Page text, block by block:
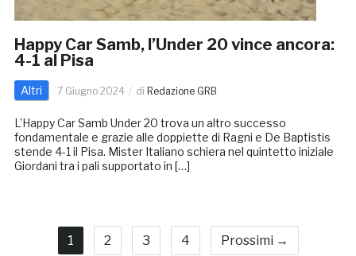
Happy Car Samb, l’Under 20 vince ancora:
4-1 al Pisa
Altri 7 Giugno 2024 di Redazione GRB
L’Happy Car Samb Under 20 trova un altro successo
fondamentale e grazie alle doppiette di Ragni e De Baptistis
stende 4-1 il Pisa. Mister Italiano schiera nel quintetto iniziale
Giordani tra i pali supportato in […]
1 2 3 4 Prossimi →